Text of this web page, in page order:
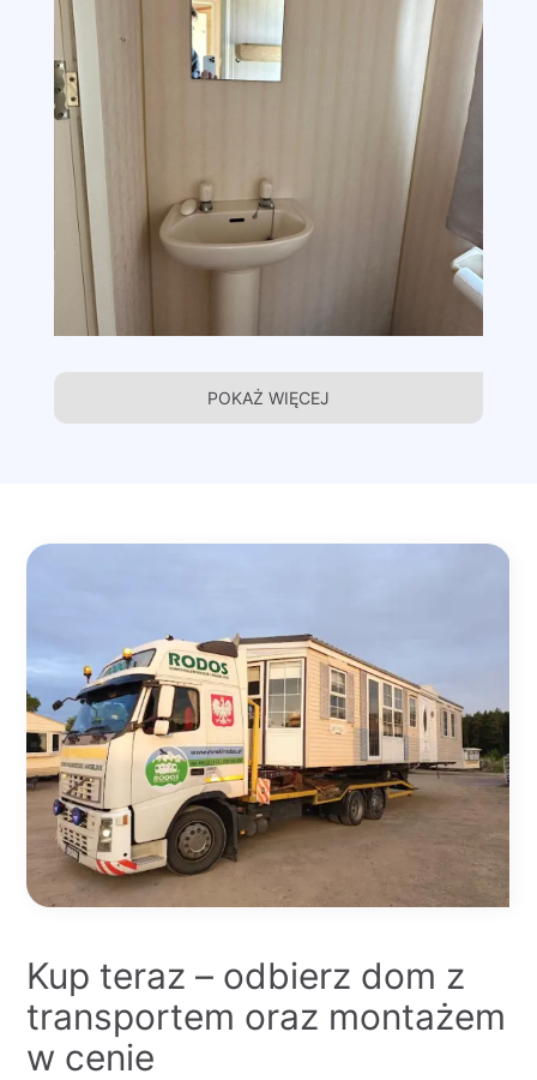
POKAŻ WIĘCEJ
Kup teraz – odbierz dom z
transportem oraz montażem
w cenie